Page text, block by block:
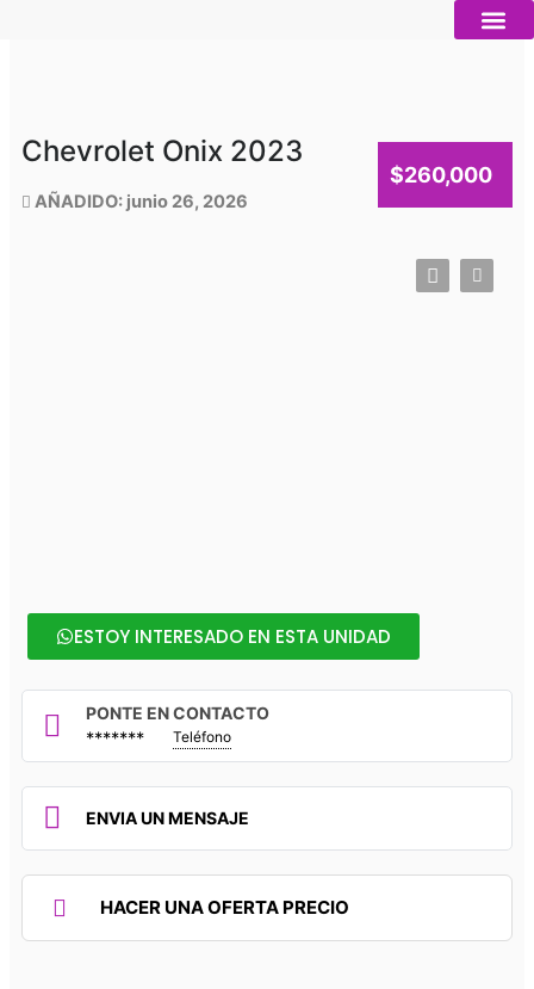
Chevrolet Onix 2023
AÑADIDO: junio 26, 2026
$260,000
ESTOY INTERESADO EN ESTA UNIDAD
PONTE EN CONTACTO
******* Teléfono
ENVIA UN MENSAJE
HACER UNA OFERTA PRECIO